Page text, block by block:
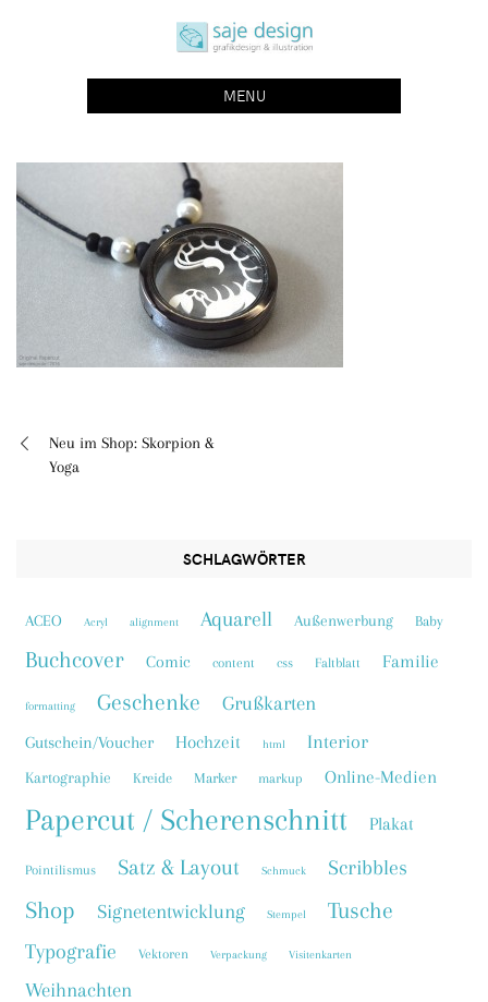
saje design bonn
grafikdesign | buchgestaltung | illustration
MENU
Beitragsnavigation
Neu im Shop: Skorpion &
Yoga
SCHLAGWÖRTER
ACEO Acryl alignment Aquarell Außenwerbung Baby
Buchcover Comic content css Faltblatt Familie
formatting Geschenke Grußkarten
Gutschein/Voucher Hochzeit html Interior
Kartographie Kreide Marker markup Online-Medien
Papercut / Scherenschnitt Plakat
Pointilismus Satz & Layout Schmuck Scribbles
Shop Signetentwicklung Stempel Tusche
Typografie Vektoren Verpackung Visitenkarten
Weihnachten